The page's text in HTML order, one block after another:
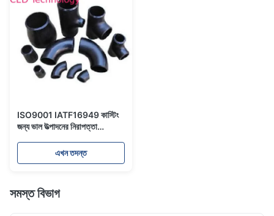
ISO9001 IATF16949 কাস্টিং
জন্য ভাল উত্পাদনের নিরাপত্তা
এখন তদন্ত
সমস্ত বিভাগ